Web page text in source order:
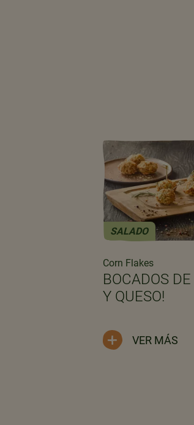
SALADO
Corn Flakes
BOCADOS
Y QUESO!
VER MÁS